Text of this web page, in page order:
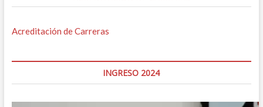
Acreditación de Carreras
INGRESO 2024